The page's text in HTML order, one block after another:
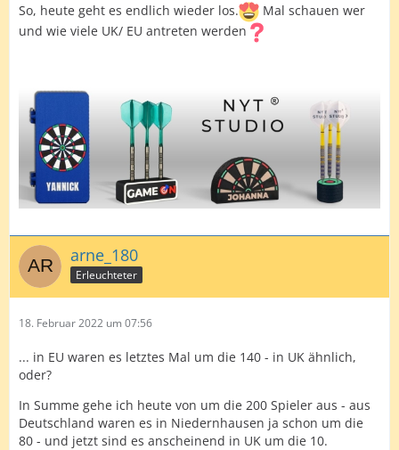
So, heute geht es endlich wieder los.
Mal schauen wer
und wie viele UK/ EU antreten werden
arne_180
Erleuchteter
18. Februar 2022 um 07:56
... in EU waren es letztes Mal um die 140 - in UK ähnlich,
oder?
In Summe gehe ich heute von um die 200 Spieler aus - aus
Deutschland waren es in Niedernhausen ja schon um die
80 - und jetzt sind es anscheinend in UK um die 10.